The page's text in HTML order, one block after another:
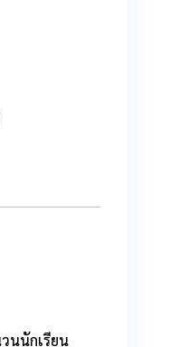
นนักเรียน